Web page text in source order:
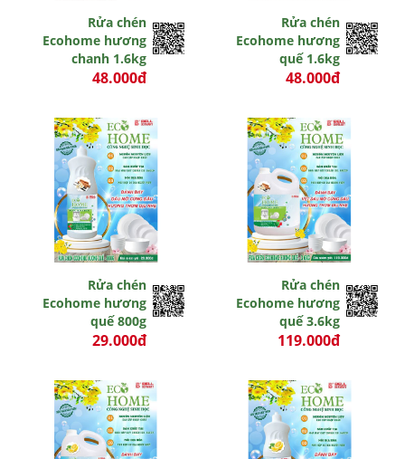
Rửa chén
Ecohome hương
chanh 1.6kg
48.000đ
Rửa chén
Ecohome hương
quế 1.6kg
48.000đ
Rửa chén
Ecohome hương
quế 800g
29.000đ
Rửa chén
Ecohome hương
quế 3.6kg
119.000đ